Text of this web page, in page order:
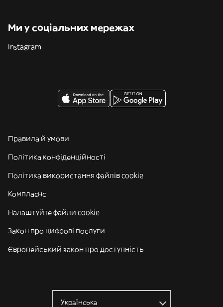
Ми у соціальних мережах
Instagram
Правила й умови
Політика конфіденційності
Політика використання файлів cookie
Комплаєнс
Налаштуйте файли cookie
Закон про цифрові послуги
Європейський закон про доступність